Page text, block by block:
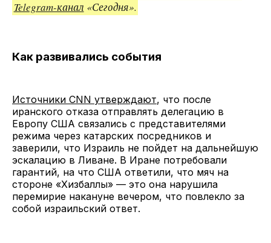
Telegram-канал «Сегодня».
Как развивались события
Источники CNN утверждают, что после
иранского отказа отправлять делегацию в
Европу США связались с представителями
режима через катарских посредников и
заверили, что Израиль не пойдет на дальнейшую
эскалацию в Ливане. В Иране потребовали
гарантий, на что США ответили, что мяч на
стороне «Хизбаллы» — это она нарушила
перемирие накануне вечером, что повлекло за
собой израильский ответ.